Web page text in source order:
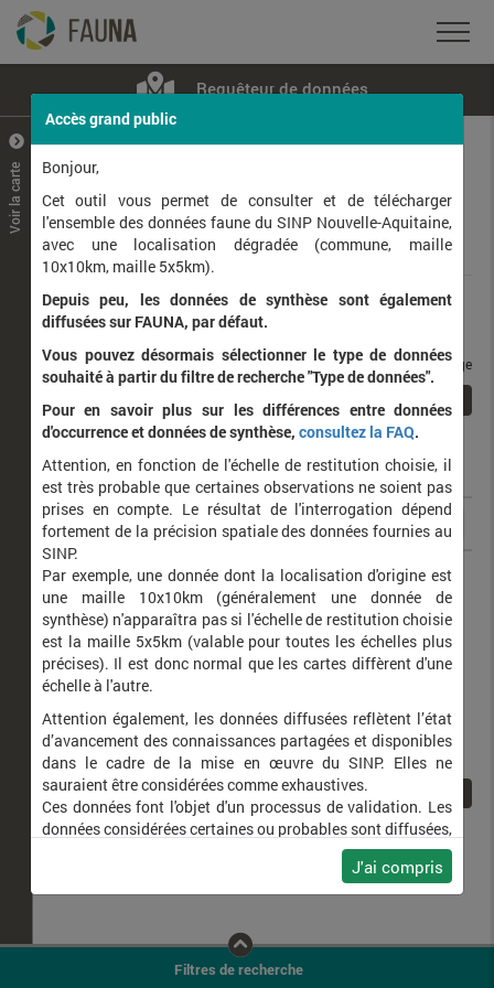
Requêteur de données
+
–
Voir la carte
Données
Rang taxonomique :
Affichage de1à 1sur1
taxons / page
Nom latin Nom vernaculaire
Earophila badiata Cidarie baie (La)
Filtres de recherche
Accès grand public
Bonjour,
Cet outil vous permet de consulter et de télécharger
l'ensemble des données faune du SINP Nouvelle-Aquitaine,
avec une localisation dégradée (commune, maille
10x10km, maille 5x5km).
Depuis peu, les données de synthèse sont également
diffusées sur FAUNA, par défaut.
Vous pouvez désormais sélectionner le type de données
souhaité à partir du filtre de recherche "Type de données".
Pour en savoir plus sur les différences entre données
d'occurrence et données de synthèse, consultez la FAQ.
Attention, en fonction de l'échelle de restitution choisie, il
est très probable que certaines observations ne soient pas
prises en compte. Le résultat de l'interrogation dépend
fortement de la précision spatiale des données fournies au
SINP.
Par exemple, une donnée dont la localisation d'origine est
une maille 10x10km (généralement une donnée de
synthèse) n'apparaîtra pas si l'échelle de restitution choisie
est la maille 5x5km (valable pour toutes les échelles plus
précises). Il est donc normal que les cartes diffèrent d'une
échelle à l'autre.
Attention également, les données diffusées reflètent l’état
d’avancement des connaissances partagées et disponibles
dans le cadre de la mise en œuvre du SINP. Elles ne
sauraient être considérées comme exhaustives.
Ces données font l'objet d'un processus de validation. Les
données considérées certaines ou probables sont diffusées,
ainsi que celles pour lesquelles la méthode n'est pas
J'ai compris